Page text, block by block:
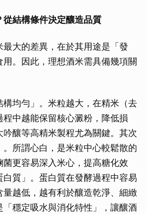
從結構條件決定釀造品質
大的差異，在於其用途是「發
。因此，理想酒米需具備幾項關
構均勻」。米粒越大，在精米（去
程中越能保留核心澱粉，降低損
釀等高精米製程尤為關鍵。其次
。所謂心白，是米粒中心較鬆散的
菌更容易深入米心，提高糖化效
質」。蛋白質在發酵過程中容易
量越低，越有利於釀造乾淨、細緻
「穩定吸水與消化特性」，讓釀酒